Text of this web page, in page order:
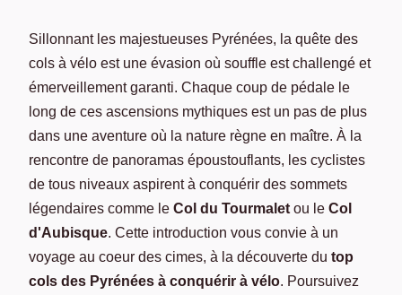
Sillonnant les majestueuses Pyrénées, la quête des
cols à vélo est une évasion où souffle est challengé et
émerveillement garanti. Chaque coup de pédale le
long de ces ascensions mythiques est un pas de plus
dans une aventure où la nature règne en maître. À la
rencontre de panoramas époustouflants, les cyclistes
de tous niveaux aspirent à conquérir des sommets
légendaires comme le Col du Tourmalet ou le Col
d'Aubisque. Cette introduction vous convie à un
voyage au coeur des cimes, à la découverte du top
cols des Pyrénées à conquérir à vélo. Poursuivez